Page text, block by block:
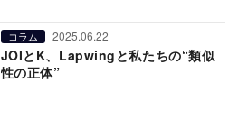
コラム 2025.06.22
JOIとK、Lapwingと私たちの“類似
性の正体”